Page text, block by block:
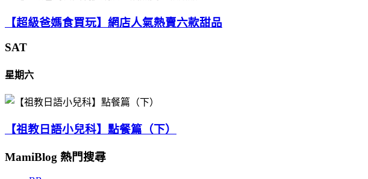
【超級爸媽食買玩】網店人氣熱賣六款甜品
SAT
星期六
【祖教日語小兒科】點餐篇（下）
MamiBlog 熱門搜尋